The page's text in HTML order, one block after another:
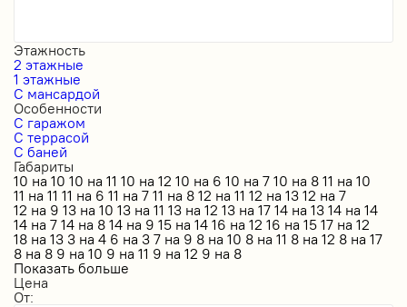
Этажность
2 этажные
1 этажные
С мансардой
Особенности
С гаражом
С террасой
С баней
Габариты
10 на 10 10 на 11 10 на 12 10 на 6 10 на 7 10 на 8 11 на 10
11 на 11 11 на 6 11 на 7 11 на 8 12 на 11 12 на 13 12 на 7
12 на 9 13 на 10 13 на 11 13 на 12 13 на 17 14 на 13 14 на 14
14 на 7 14 на 8 14 на 9 15 на 14 16 на 12 16 на 15 17 на 12
18 на 13 3 на 4 6 на 3 7 на 9 8 на 10 8 на 11 8 на 12 8 на 17
8 на 8 9 на 10 9 на 11 9 на 12 9 на 8
Показать больше
Цена
От: